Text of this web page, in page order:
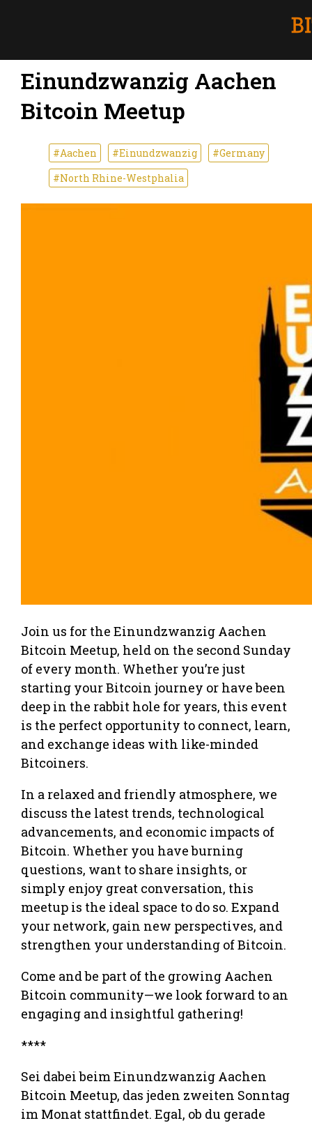
Einundzwanzig Aachen
Bitcoin Meetup
#Aachen #Einundzwanzig
#Germany
#North Rhine-Westphalia
Join us for the Einundzwanzig Aachen
Bitcoin Meetup, held on the second Sunday
of every month. Whether you’re just
starting your Bitcoin journey or have been
deep in the rabbit hole for years, this event
is the perfect opportunity to connect, learn,
and exchange ideas with like-minded
Bitcoiners.
In a relaxed and friendly atmosphere, we
discuss the latest trends, technological
advancements, and economic impacts of
Bitcoin. Whether you have burning
questions, want to share insights, or
simply enjoy great conversation, this
meetup is the ideal space to do so. Expand
your network, gain new perspectives, and
strengthen your understanding of Bitcoin.
Come and be part of the growing Aachen
Bitcoin community—we look forward to an
engaging and insightful gathering!
****
Sei dabei beim Einundzwanzig Aachen
Bitcoin Meetup, das jeden zweiten Sonntag
im Monat stattfindet. Egal, ob du gerade